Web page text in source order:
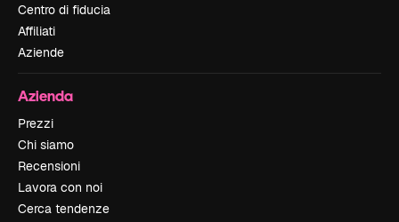
Centro di fiducia
Affiliati
Aziende
Azienda
Prezzi
Chi siamo
Recensioni
Lavora con noi
Cerca tendenze